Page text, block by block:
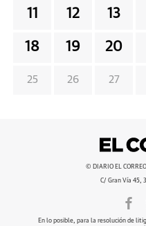
11 12 13
18 19 20
25 26 27
© DIARIO EL
C/ Gran Vía 45,
En lo posible, para la resolución de